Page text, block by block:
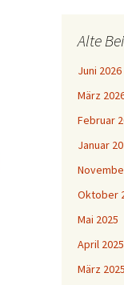
Alte
Juni 2026
März
Februar
Januar
Oktober
Mai 2025
April 2025
März 2025